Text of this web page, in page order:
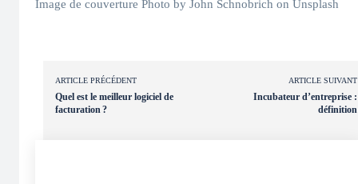
Image de couverture Photo by John Schnobrich on Unsplash
ARTICLE PRÉCÉDENT
Quel est le meilleur logiciel de
facturation ?
ARTICLE SUIVANT
Incubateur d’entreprise :
définition